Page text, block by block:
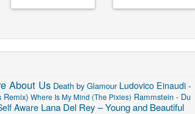
About Us Death by Glamour Ludovico Einaudi -
Remix) Where Is My Mind (The Pixies) Rammstein - Du
Aware Lana Del Rey – Young and Beautiful